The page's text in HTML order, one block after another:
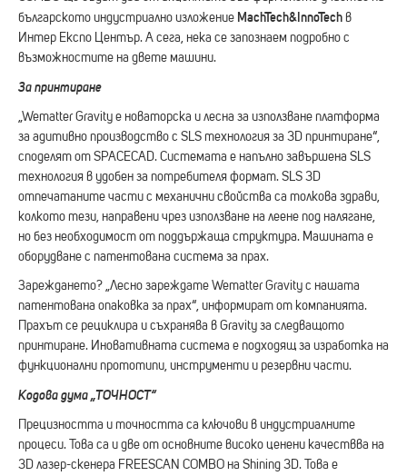
българското индустриално изложение MachTech&InnoTech в
Интер Експо Център. А сега, нека се запознаем подробно с
възможностите на двете машини.
За принтиране
„Wematter Gravity е новаторска и лесна за използване платформа
за адитивно производство с SLS технология за 3D принтиране“,
споделят от SPACECAD. Системата е напълно завършена SLS
технология в удобен за потребителя формат. SLS 3D
отпечатаните части с механични свойства са толкова здрави,
колкото тези, направени чрез използване на леене под налягане,
но без необходимост от поддържаща структура. Машината е
оборудване с патентована система за прах.
Зареждането? „Лесно зареждате Wematter Gravity с нашата
патентована опаковка за прах“, информират от компанията.
Прахът се рециклира и съхранява в Gravity за следващото
принтиране. Иновативната система е подходящ за изработка на
функционални прототипи, инструменти и резервни части.
Кодова дума „ТОЧНОСТ“
Прецизността и точността са ключови в индустриалните
процеси. Това са и две от основните високо ценени качествва на
3D лазер-скенера FREESCAN COMBO на Shining 3D. Това е